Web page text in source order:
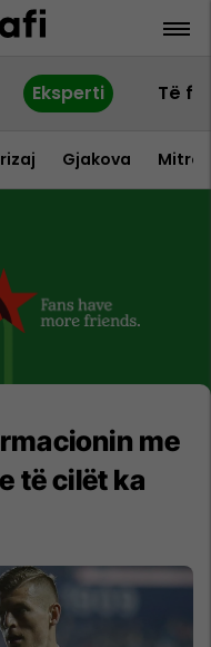
Eksperti Të
Gjakova
me
të cilët ka